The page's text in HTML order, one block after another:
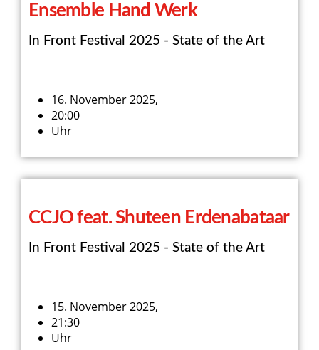
Ensemble Hand Werk
In Front Festival 2025 - State of the Art
16. November 2025,
20:00
Uhr
CCJO feat. Shuteen Erdenabataar
In Front Festival 2025 - State of the Art
15. November 2025,
21:30
Uhr